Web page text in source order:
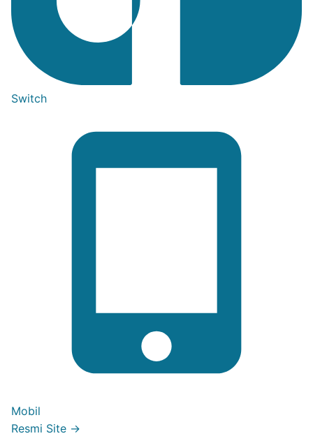
Switch
Mobil
Resmi Site →